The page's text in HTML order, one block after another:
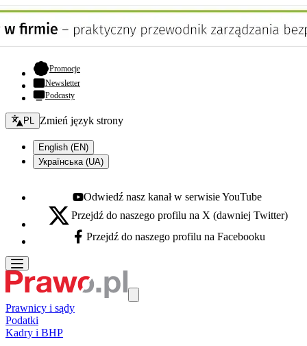
Promocje- otwiera się w nowej karcie
Newsletter
Podcasty
Zmień język - bieżący:
PL Zmień język strony
English (EN)
Українська (UA)
Youtube - otwiera się w nowej karcie
Odwiedź nasz kanał w serwisie YouTube
X - otwiera się w nowej karcie
Przejdź do naszego profilu na X (dawniej Twitter)
Facebook - otwiera się w nowej karcie
Przejdź do naszego profilu na Facebooku
Prawnicy i sądy
Podatki
Kadry i BHP